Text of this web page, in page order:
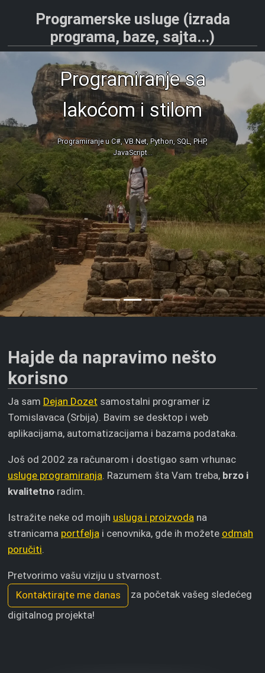
Programerske usluge (izrada
programa, baze, sajta...)
Programiranje sa
lakoćom i stilom
Programiranje u C#, VB.Net, Python, SQL, PHP,
JavaScript...
Prethodna
Hajde da napravimo nešto
korisno
Ja sam Dejan Dozet samostalni programer iz
Tomislavaca (Srbija). Bavim se desktop i web
aplikacijama, automatizacijama i bazama podataka.
Još od 2002 za računarom i dostigao sam vrhunac
usluge programiranja. Razumem šta Vam treba, brzo i
kvalitetnoradim.
Istražite neke od mojih usluga i proizvodana
stranicama portfeljai cenovnika, gde ih možete odmah
poručiti.
Pretvorimo vašu viziju u stvarnost.
Kontaktirajte me danas
za početak vašeg sledećeg
digitalnog projekta!